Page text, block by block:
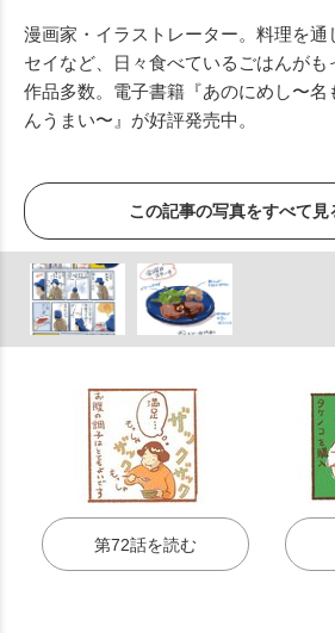
漫画家・イラストレーター。料理を通
セイなど、日々食べているごはんがも
作品多数。電子書籍『あのにめし〜
んうまい〜』が好評発売中。
この記事の写真をすべて見
第72話を読む